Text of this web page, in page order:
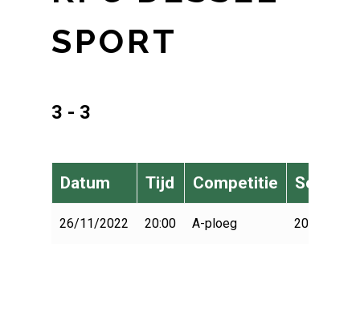
SPORT
3 - 3
Datum Tijd Competitie Seizoen
26/11/2022 20:00 A-ploeg 2022-2023